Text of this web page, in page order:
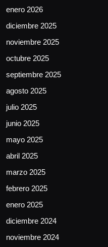
enero 2026
diciembre 2025
noviembre 2025
octubre 2025
septiembre 2025
agosto 2025
julio 2025
junio 2025
mayo 2025
abril 2025
marzo 2025
febrero 2025
enero 2025
diciembre 2024
noviembre 2024